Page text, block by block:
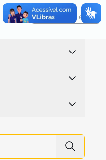
Reportar erro